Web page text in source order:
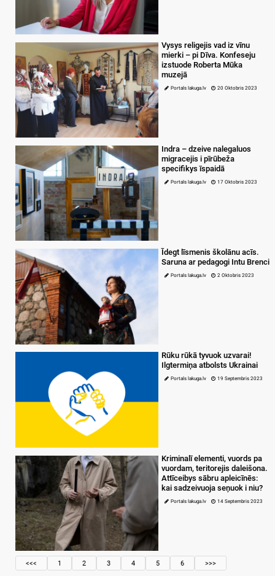
Vysys religejis vad iz vīnu
mierki – pi Dīva. Konfeseju
izstuode Roberta Mūka
muzejā
Portals lakuga.lv 20 Oktobris 2023
Indra – dzeive nalegaluos
migracejis i pīrūbeža
specifikys īspaidā
Portals lakuga.lv 17 Oktobris 2023
Īdegt līsmenis školānu acīs.
Saruna ar pedagogi Intu Brenci
Portals lakuga.lv 2 Oktobris 2023
Rūku rūkā tyvuok uzvarai!
Ilgtermiņa atbolsts Ukrainai
Portals lakuga.lv 19 Septembris 2023
Kriminalī elementi, vuords pa
vuordam, teritorejis daleišona.
Attīceibys sābru apleicīnēs:
kai sadzeivuoja seņuok i niu?
Portals lakuga.lv 14 Septembris 2023
<<< 1 2 3 4 5 6 >>>